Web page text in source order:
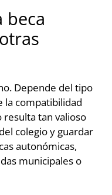
beca
Depende del tipo
la compatibilidad
resulta tan valioso
colegio y guardar
autonómicas,
municipales o